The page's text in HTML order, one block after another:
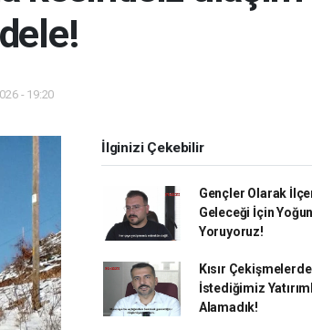
- 19:20
İlginizi Çekebilir
Gençler Olarak
Geleceği İçin
Yoruyoruz!
Kısır
İstediğimiz
Alamadık!